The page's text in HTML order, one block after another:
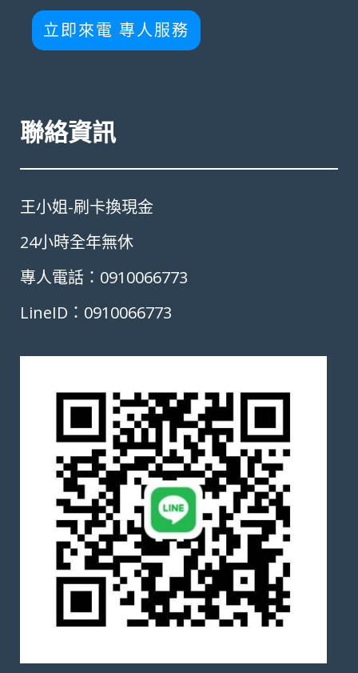
立即來電 專人服務
聯絡資訊
王小姐-刷卡換現金
24小時全年無休
專人電話：0910066773
LineID：0910066773